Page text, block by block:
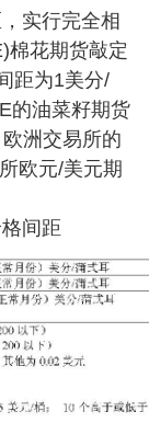
实行完全相
棉花期货敲定
距为1美分/
的油菜籽期货
洲交易所的
欧元/美元期
间距